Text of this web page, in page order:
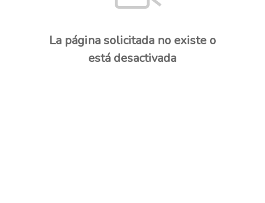
La página solicitada no existe o
está desactivada